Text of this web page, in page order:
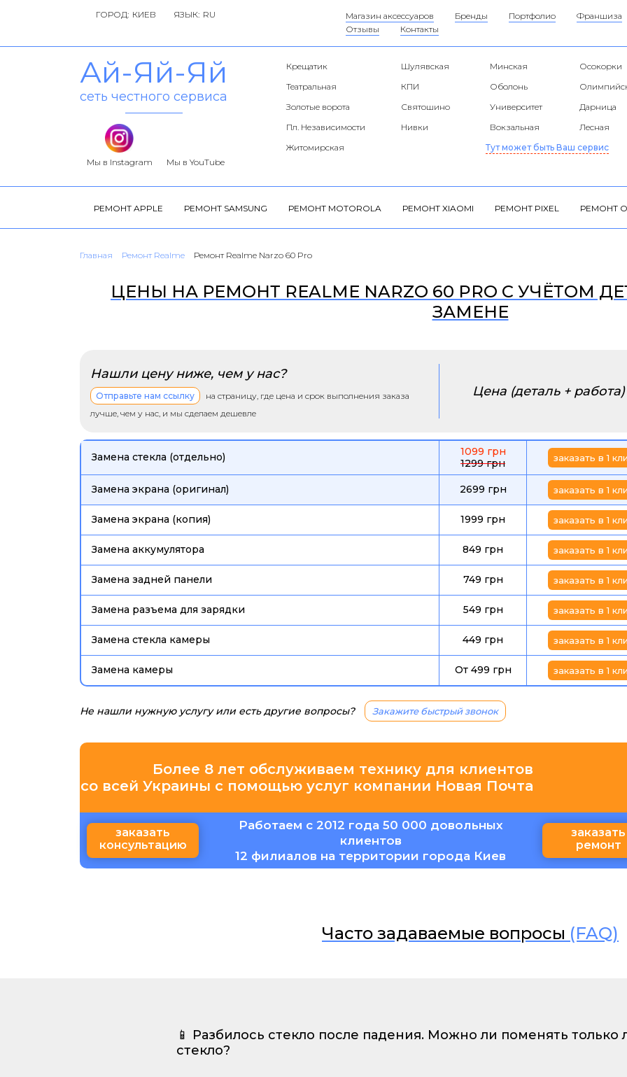
ГОРОД: ЯЗЫК: Магазин аксессуаров Бренды Портфолио Франшиза
Отзывы
Контакты
Ай-Яй-Яй
сеть честного сервиса
Мы в Instagram Мы в YouTube
Крещатик Шулявская Минская
Осокорки
Театральная
КПИ Оболонь
Золотые ворота
Святошино Университет
Дарница
Пл. Независимости
Нивки Вокзальная
Лесная
Житомирская
Тут может быть Ваш сервис
РЕМОНТ APPLE РЕМОНТ SAMSUNG РЕМОНТ MOTOROLA РЕМОНТ XIAOMI РЕМОНТ PIXEL РЕМОНТ
Главная Ремонт Realme Ремонт Realme Narzo 60 Pro
ЦЕНЫ НА РЕМОНТ REALME NARZO 60 PRO С УЧЁТОМ
ЗАМЕНЕ
Нашли цену ниже, чем у нас?
Отправьте нам ссылку
на страницу, где цена и срок выполнения заказа
лучше, чем у нас, и мы сделаем дешевле
Цена (деталь + работа)
Замена стекла (отдельно)
1099 грн
1299 грн
заказать в 1
Замена экрана (оригинал) 2699 грн заказать в 1
Замена экрана (копия) 1999 грн заказать в 1
Замена аккумулятора 849 грн заказать в 1
Замена задней панели 749 грн заказать в 1
Замена разъема для зарядки 549 грн заказать в 1
Замена стекла камеры 449 грн заказать в 1
Замена камеры От 499 грн заказать в 1
Не нашли нужную услугу или есть другие вопросы? Закажите быстрый звонок
Более 8 лет обслуживаем технику для клиентов
со всей Украины с помощью услуг компании Новая Почта
заказать
консультацию
Работаем с 2012 года 50 000 довольных
клиентов
12 филиалов на территории города Киев
заказать
ремонт
Часто задаваемые вопросы (FAQ)
📱 Разбилось стекло после падения. Можно ли поменять только
стекло?